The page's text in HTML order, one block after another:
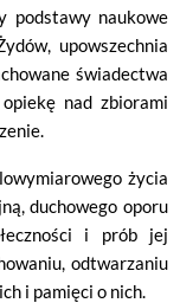
podstawy naukowe
upowszechnia
świadectwa
nad zbiorami
życia
duchowego oporu
i prób jej
odtwarzaniu
i pamięci o nich.